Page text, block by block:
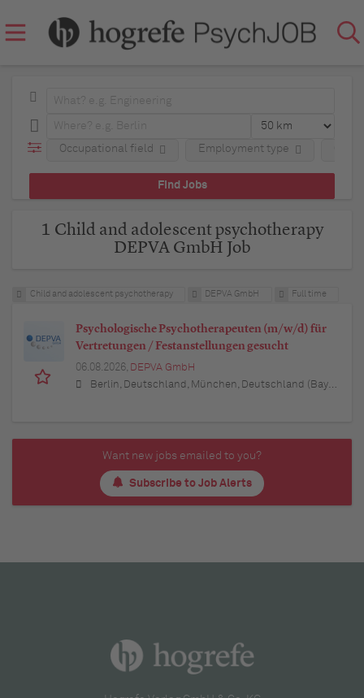
Occupational field Employment type
1 Child and adolescent psychotherapy
DEPVA GmbH Job
Child and adolescent psychotherapy DEPVA GmbH Full time
Psychologische Psychotherapeuten (m/w/d) für
Vertretungen / Festanstellungen gesucht
06.08.2026, DEPVA GmbH
Berlin, Deutschland, München, Deutschland (Bayern), Hamburg, Deutschland, Düsseldorf, Deutschland (Nordrhein-Westfalen), Köln, Deutschland (Nordrhein-Westfalen), Essen, Deutschland (Nordrhein-Westfalen), Dortmund, Deutschland (Nordrhein-Westfalen), Stuttgart, Deutschland (Baden-Württemberg), Heilbronn, Deutschland (Baden-Württemberg), Hannover, Deutschland (Niedersachsen), Rostock, Deutschland (Mecklenburg-Vorpommern), Kiel, Deutschland (Schleswig-Holstein), Augsburg, Deutschland (Bayern), Nürnberg, Deutschland (Bayern), Frankfurt am Main, Deutschland (Hessen), Bremen, Deutschland, Schwerin, Deutschland (Mecklenburg-Vorpommern), Mainz, Deutschland (Rheinland-Pfalz), Saarbrücken, Deutschland (Saarland), Dresden, Deutschland (Sachsen), Magdeburg, Deutschland (Sachsen-Anhalt), Potsdam, Deutschland (Brandenburg), Erfurt, Deutschland (Thüringen), Würzburg, Deutschland (Bayern), Heilbronn, Deutschland (Baden-Württemberg), Leipzig, Deutschland (Sachsen)
Want new jobs emailed to you?
Subscribe to Job Alerts